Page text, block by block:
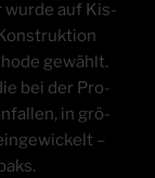
wur­de auf Kis­
gewählt.
bei der Pro­
in grö­
–